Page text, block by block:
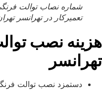
شماره نصاب توالت
تعمیرکار در تهرانسر
هزینه نصب
تهرانسر
دستمزد نصب توالت